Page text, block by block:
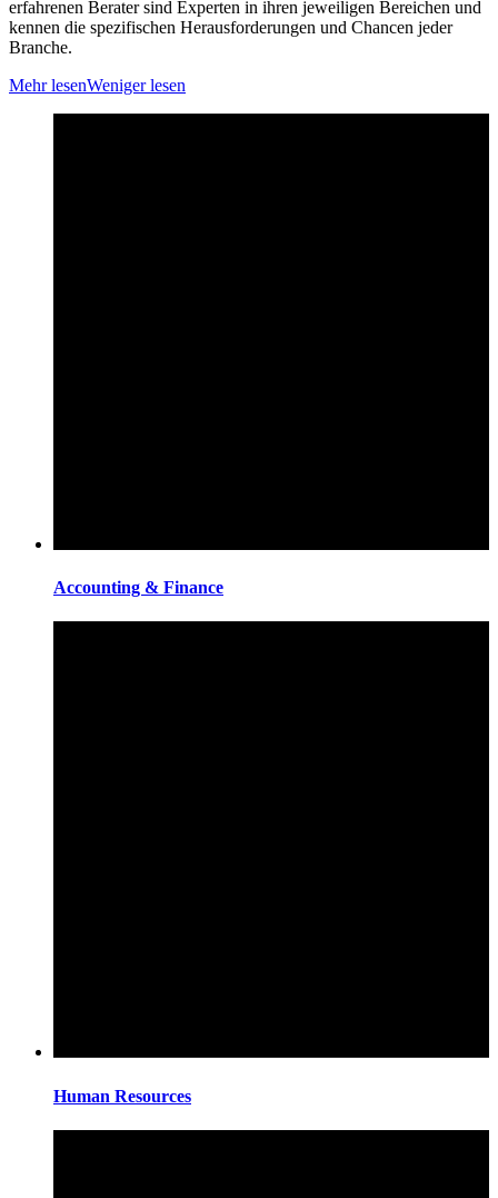
erfahrenen Berater sind Experten in ihren jeweiligen Bereichen und
kennen die spezifischen Herausforderungen und Chancen jeder
Branche.
Mehr lesenWeniger lesen
Accounting & Finance
Human Resources